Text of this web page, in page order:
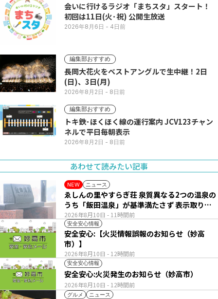
会いに行けるラジオ「まちスタ」スタート！
初回は11日(火･祝) 公開生放送
2026年8月6日 - 4日前
編集部おすすめ
長岡大花火をベストアングルで生中継！2日
(日)、3日(月)
2026年8月2日 - 8日前
編集部おすすめ
トキ鉄･ほくほく線の運行案内 JCV123チャン
ネルで平日毎朝表示
2026年8月2日 - 8日前
あわせて読みたい記事
NEW ニュース
2026年8月10日 - 11時間前
ゑしんの里やすらぎ荘 泉質異なる2つの温泉の
うち「飯田温泉」が基準満たさず 表示取りや
め
安全安心情報
2026年8月10日 - 12時間前
安全安心:【火災情報誤報のお知らせ（妙高
市）】
安全安心情報
2026年8月10日 - 12時間前
安全安心:火災発生のお知らせ（妙高市）
グルメ ニュース